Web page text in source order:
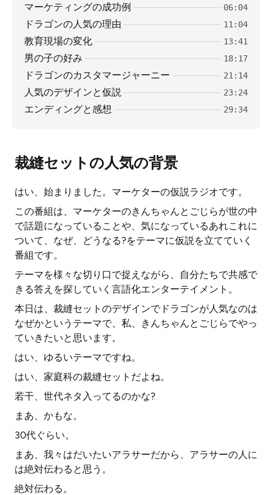
マーケティングの成功例 06:04
ドラゴンの人気の理由 11:04
教育現場の変化 13:41
男の子の好み 18:17
ドラゴンのカスタマージャーニー 21:14
人気のデザインと仮説 23:24
エンディングと感想 29:34
裁縫セットの人気の背景
はい、始まりました。マーケターの仮説ラジオです。
この番組は、マーケターのきんちゃんとごじらが世の中
で話題になっていることや、気になっているあれこれに
ついて、なぜ、どうなる?をテーマに仮説を立てていく
番組です。
テーマを様々な切り口で捉えながら、自分たちで共感で
きる答えを探していく言語化エンターテイメント。
本日は、裁縫セットのデザインでドラゴンが人気なのは
なぜかというテーマで、私、きんちゃんとごじらでやっ
ていきたいと思います。
はい、ゆるいテーマですね。
はい、家庭科の裁縫セットだよね。
若干、世代ネタ入ってるのかな?
まあ、かもな。
30代ぐらい。
まあ、我々はだいたいアラサーだから、アラサーの人に
は絶対伝わると思う。
絶対伝わる。